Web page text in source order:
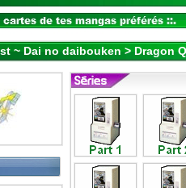
~ Dai no daibouken > Dragon